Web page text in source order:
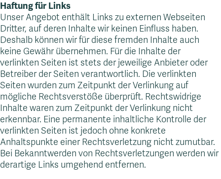
Haftung für Links
Unser Angebot enthält Links zu externen Webseiten
Dritter, auf deren Inhalte wir keinen Einfluss haben.
Deshalb können wir für diese fremden Inhalte auch
keine Gewähr übernehmen. Für die Inhalte der
verlinkten Seiten ist stets der jeweilige Anbieter oder
Betreiber der Seiten verantwortlich. Die verlinkten
Seiten wurden zum Zeitpunkt der Verlinkung auf
mögliche Rechtsverstöße überprüft. Rechtswidrige
Inhalte waren zum Zeitpunkt der Verlinkung nicht
erkennbar. Eine permanente inhaltliche Kontrolle der
verlinkten Seiten ist jedoch ohne konkrete
Anhaltspunkte einer Rechtsverletzung nicht zumutbar.
Bei Bekanntwerden von Rechtsverletzungen werden wir
derartige Links umgehend entfernen.